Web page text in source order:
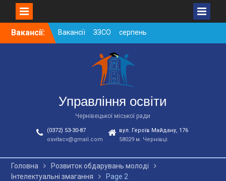
SkipВакансії:
2026
Вакансії ЗЗСО червень
2026
Вакансії у ЗДО та
дошкільних підрозділах
ЗЗСО станом на
01.08.2026 р.
Управління освіти
Чернівецької міської ради
(0372) 53-30-87
osvitacv@gmail.com
вул. Героїв Майдану, 176
58029 м. Чернівці
Головна
Розвиток обдарувань молоді
Інтелектуальні змагання
Page 2